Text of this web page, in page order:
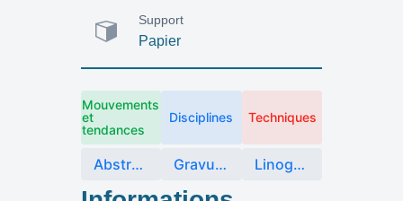
Papier
Support
Mouvements
et
tendances
Abstraction
Disciplines
Gravure et image imprimée
Techniques
Linogravure